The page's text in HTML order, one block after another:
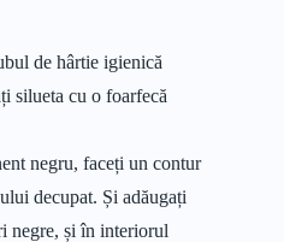
de hârtie igienică
silueta cu o foarfecă
negru, faceți un contur
decupat. Și adăugați
negre, și în interiorul